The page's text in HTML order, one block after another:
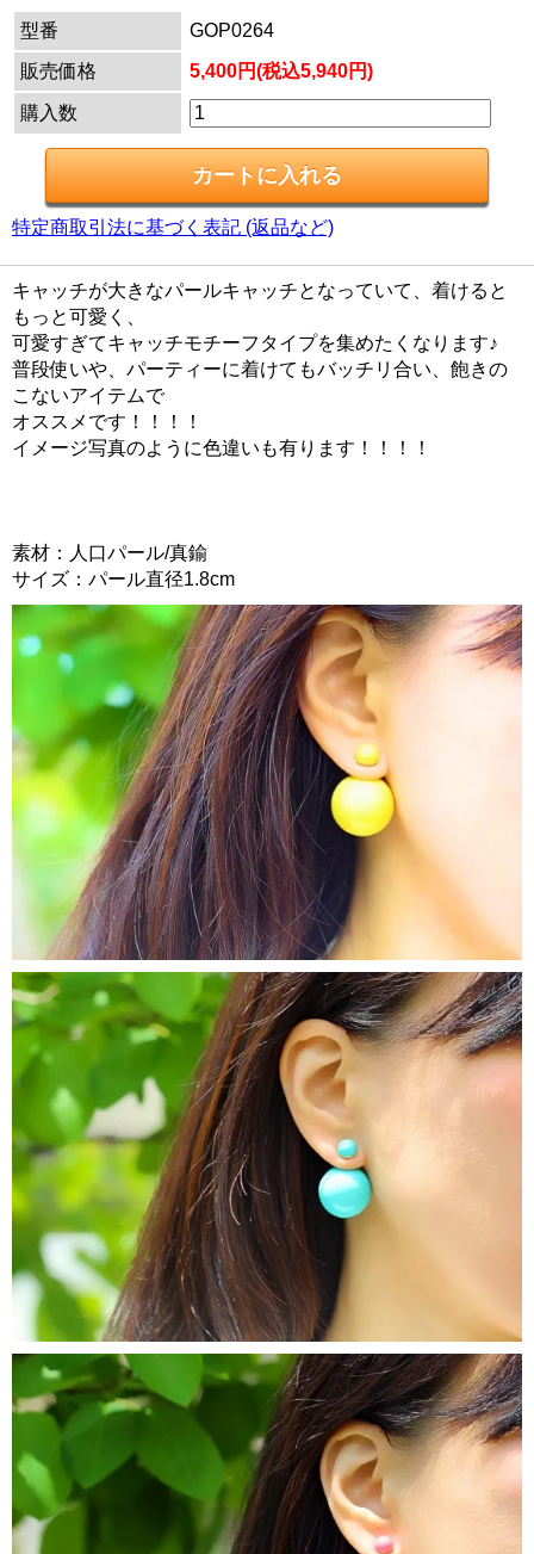
型番
GOP0264
販売価格
5,400円(税込5,940円)
購入数
特定商取引法に基づく表記 (返品など)
キャッチが大きなパールキャッチとなっていて、着けると
もっと可愛く、
可愛すぎてキャッチモチーフタイプを集めたくなります♪
普段使いや、パーティーに着けてもバッチリ合い、飽きの
こないアイテムで
オススメです！！！！
イメージ写真のように色違いも有ります！！！！
素材：人口パール/真鍮
サイズ：パール直径1.8cm